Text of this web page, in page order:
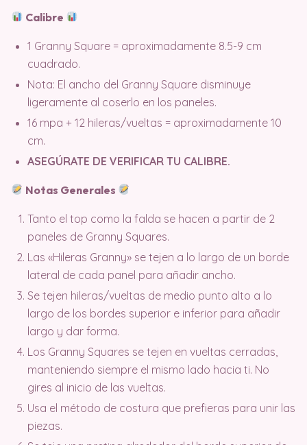
Calibre
1 Granny Square = aproximadamente 8.5-9 cm
cuadrado.
Nota: El ancho del Granny Square disminuye
ligeramente al coserlo en los paneles.
16 mpa + 12 hileras/vueltas = aproximadamente 10
cm.
ASEGÚRATE DE VERIFICAR TU CALIBRE.
Notas Generales
Tanto el top como la falda se hacen a partir de 2
paneles de Granny Squares.
Las «Hileras Granny» se tejen a lo largo de un borde
lateral de cada panel para añadir ancho.
Se tejen hileras/vueltas de medio punto alto a lo
largo de los bordes superior e inferior para añadir
largo y dar forma.
Los Granny Squares se tejen en vueltas cerradas,
manteniendo siempre el mismo lado hacia ti. No
gires al inicio de las vueltas.
Usa el método de costura que prefieras para unir las
piezas.